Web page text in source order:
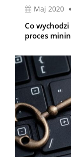
Maj 2020
Co
proces